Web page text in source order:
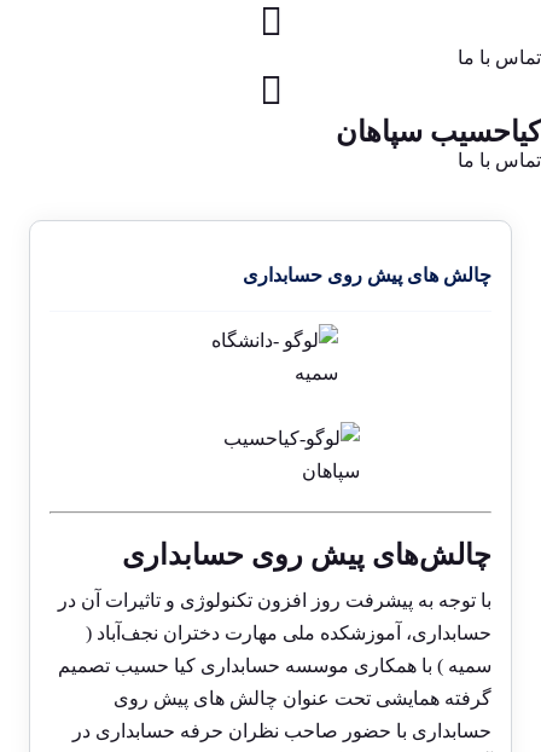
تماس با ما
کیاحسیب سپاهان
تماس با ما
چالش های پیش روی حسابداری
چالش‌های پیش روی حسابداری
با توجه به پیشرفت روز افزون تکنولوژی و تاثیرات آن در
حسابداری، آموزشکده ملی مهارت دختران نجف‌آباد (
سمیه ) با همکاری موسسه حسابداری کیا حسیب تصمیم
گرفته همایشی تحت عنوان چالش های پیش روی
حسابداری با حضور صاحب نظران حرفه حسابداری در